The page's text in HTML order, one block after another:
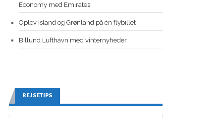
Economy med Emirates
Oplev Island og Grønland på én flybillet
Billund Lufthavn med vinternyheder
REJSETIPS